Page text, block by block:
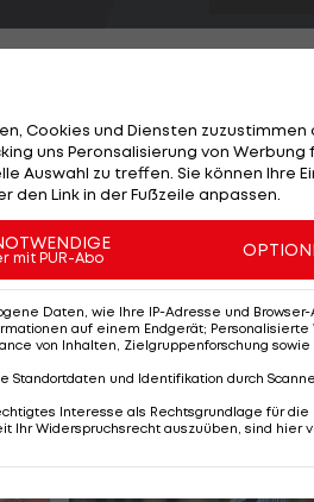
Graz Giants mit 20:13. In
den entscheidenden
noch an die Zehn-Yard-Line
Topscorer ist Vikings-Kicker
verwandelt.
Cookies und Diensten zuzustimmen
uns Peronsalisierung von Werbung
Auswahl zu treffen. Sie können Ihre
Link in der Fußzeile anpassen.
mit PUR-Abo
Daten, wie Ihre IP-Adresse und
auf einem Endgerät; Personalisierte
von Inhalten, Zielgruppenforschung sowie
Standortdaten und Identifikation durch
Interesse als Rechtsgrundlage für die
Ihr Widerspruchsrecht auszuüben, sind hier